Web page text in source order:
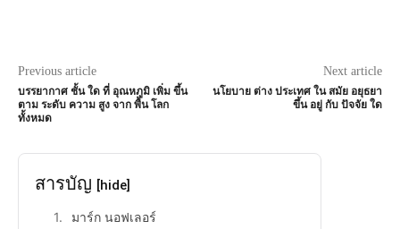
Previous article
บรรยากาศ ชั้น ใด ที่ อุณหภูมิ เพิ่ม ขึ้น
ตาม ระดับ ความ สูง จาก พื้น โลก
ทั้งหมด
Next article
นโยบาย ต่าง ประเทศ ใน สมัย อยุธยา
ขึ้น อยู่ กับ ปัจจัย ใด
สารบัญ [hide]
มาร์ก นอฟเลอร์